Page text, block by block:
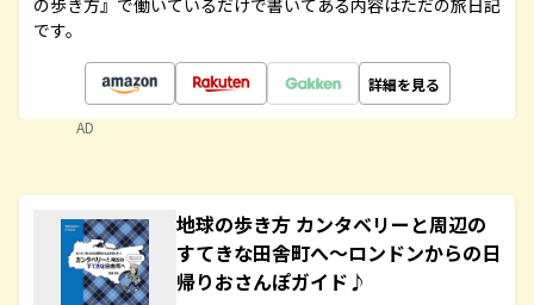
の歩き方』で働いているだけで書いてある内容はただの旅日記
です。
詳細を見る
AD
地球の歩き方 カンタベリーと周辺の
すてきな田舎町へ～ロンドンからの日
帰りおさんぽガイド♪